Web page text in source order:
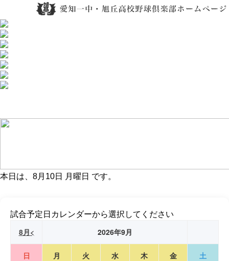
本日は、 8月10日 月曜日 です。
試合予定日カレンダーから選択してください
8月< 2026年9月
日 月 火 水 木 金 土